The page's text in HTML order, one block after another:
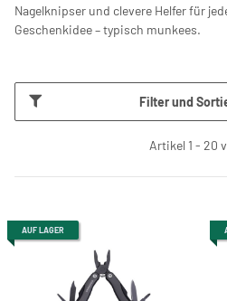
Nagelknipser und clevere Helfer für
Geschenkidee – typisch munkees.
Filter und
Artikel 1 - 20
AUF LAGER